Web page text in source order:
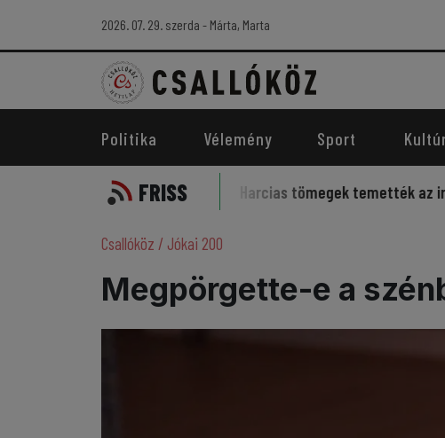
2026. 07. 29. szerda - Márta, Marta
Politika Vélemény Sport
FRISS
kísérti a sportot Harcias tömegek temették az iráni
Csallóköz / Jókai 200
Megpörgette-e a